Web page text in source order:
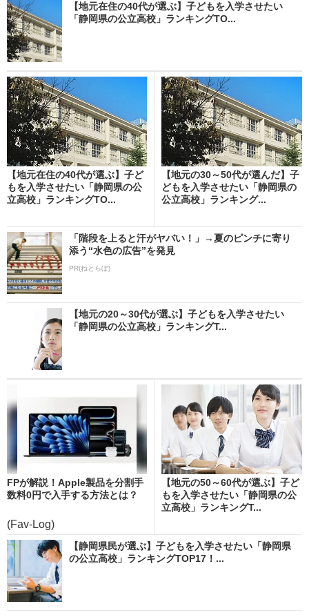
【地元在住の40代が選ぶ】子どもを入学させたい
「静岡県の公立高校」ランキングTO...
【地元在住の40代が選ぶ】子ど
もを入学させたい「静岡県の公
立高校」ランキングTO...
【地元の30～50代が選んだ】子
どもを入学させたい「静岡県の
公立高校」ランキング...
「階段を上ると汗がヤバい！」→夏のピンチに寄り
添う“水色の広告”を発見
PR(ねとらぼ)
【地元の20～30代が選ぶ】子どもを入学させたい
「静岡県の公立高校」ランキングT...
FPが解説！Apple製品を分割手
数料0円で入手する方法とは？
(Fav-Log)
【地元の50～60代が選ぶ】子ど
もを入学させたい「静岡県の公
立高校」ランキングT...
【静岡県民が選ぶ】子どもを入学させたい「静岡県
の公立高校」ランキングTOP17！...